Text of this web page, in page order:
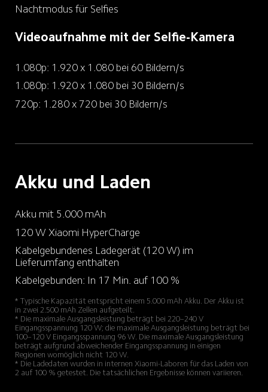
Nachtmodus für Selfies
Videoaufnahme mit der Selfie-Kamera
1.080p: 1.920 x 1.080 bei 60 Bildern/s
1.080p: 1.920 x 1.080 bei 30 Bildern/s
720p: 1.280 x 720 bei 30 Bildern/s
Akku und Laden
Akku mit 5.000 mAh
120 W Xiaomi HyperCharge
Kabelgebundenes Ladegerät (120 W) im
Lieferumfang enthalten
Kabelgebunden: In 17 Min. auf 100 %
* Typische Kapazität entspricht einem 5.000 mAh Akku. Der Akku ist
in zwei 2.500 mAh Zellen aufgeteilt.
* Die maximale Ausgangsleistung beträgt bei 220–240 V
Eingangsspannung 120 W; die maximale Ausgangsleistung beträgt bei
100–120 V Eingangsspannung 96 W. Die maximale Ausgangsleistung
beträgt aufgrund abweichender Eingangsspannung in einigen
Regionen womöglich nicht 120 W.
* Die Ladedaten wurden in internen Xiaomi-Laboren für das Laden von
2 auf 100 % getestet. Die tatsächlichen Ergebnisse können variieren.